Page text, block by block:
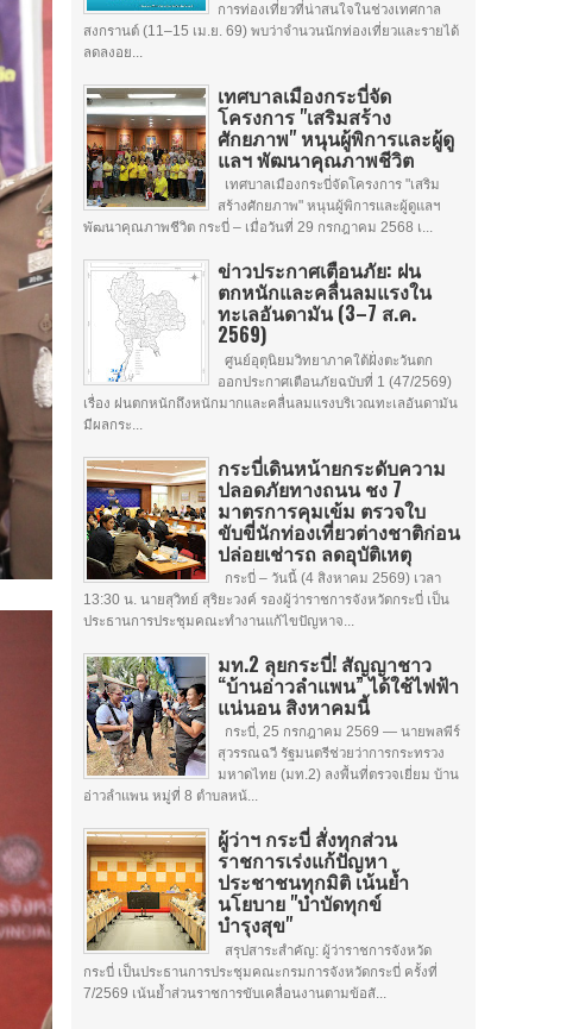
การท่องเที่ยวที่น่าสนใจในช่วงเทศกาล
สงกรานต์ (11–15 เม.ย. 69) พบว่าจำนวนนักท่องเที่ยวและรายได้
ลดลงอย...
เทศบาลเมืองกระบี่จัด
โครงการ "เสริมสร้าง
ศักยภาพ" หนุนผู้พิการและผู้ดู
แลฯ พัฒนาคุณภาพชีวิต
เทศบาลเมืองกระบี่จัดโครงการ "เสริม
สร้างศักยภาพ" หนุนผู้พิการและผู้ดูแลฯ
พัฒนาคุณภาพชีวิต กระบี่ – เมื่อวันที่ 29 กรกฎาคม 2568 เ...
ข่าวประกาศเตือนภัย: ฝน
ตกหนักและคลื่นลมแรงใน
ทะเลอันดามัน (3–7 ส.ค.
2569)
ศูนย์อุตุนิยมวิทยาภาคใต้ฝั่งตะวันตก
ออกประกาศเตือนภัยฉบับที่ 1 (47/2569)
เรื่อง ฝนตกหนักถึงหนักมากและคลื่นลมแรงบริเวณทะเลอันดามัน
มีผลกระ...
กระบี่เดินหน้ายกระดับความ
ปลอดภัยทางถนน ชง 7
มาตรการคุมเข้ม ตรวจใบ
ขับขี่นักท่องเที่ยวต่างชาติก่อน
ปล่อยเช่ารถ ลดอุบัติเหตุ
กระบี่ – วันนี้ (4 สิงหาคม 2569) เวลา
13:30 น. นายสุวิทย์ สุริยะวงค์ รองผู้ว่าราชการจังหวัดกระบี่ เป็น
ประธานการประชุมคณะทำงานแก้ไขปัญหาจ...
มท.2 ลุยกระบี่! สัญญาชาว
“บ้านอ่าวลำแพน” ได้ใช้ไฟฟ้า
แน่นอน สิงหาคมนี้
กระบี่, 25 กรกฎาคม 2569 — นายพลพีร์
สุวรรณฉวี รัฐมนตรีช่วยว่าการกระทรวง
มหาดไทย (มท.2) ลงพื้นที่ตรวจเยี่ยม บ้าน
อ่าวลำแพน หมู่ที่ 8 ตำบลหน้...
ผู้ว่าฯ กระบี่ สั่งทุกส่วน
ราชการเร่งแก้ปัญหา
ประชาชนทุกมิติ เน้นย้ำ
นโยบาย "บำบัดทุกข์
บำรุงสุข"
สรุปสาระสำคัญ: ผู้ว่าราชการจังหวัด
กระบี่ เป็นประธานการประชุมคณะกรมการจังหวัดกระบี่ ครั้งที่
7/2569 เน้นย้ำส่วนราชการขับเคลื่อนงานตามข้อสั...